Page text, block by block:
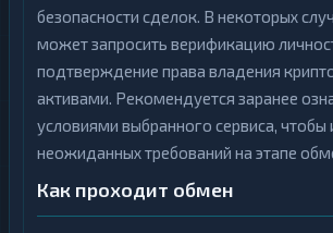
безопасности сделок. В некоторых
может запросить верификацию
подтверждение права владения
активами. Рекомендуется заранее
условиями выбранного сервиса, чтобы
неожиданных требований на этапе
Как проходит обмен